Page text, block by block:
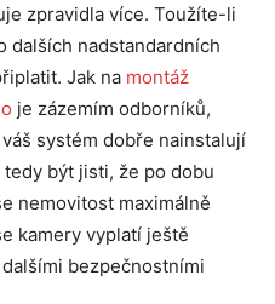
zpravidla více. Toužíte-li
dalších nadstandardních
Jak na montáž
je zázemím odborníků,
systém dobře nainstalují
být jisti, že po dobu
nemovitost maximálně
kamery vyplatí ještě
bezpečnostními